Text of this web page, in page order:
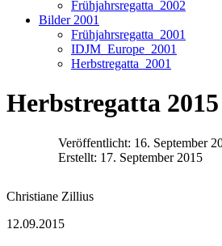
Frühjahrsregatta_2002
Bilder 2001
Frühjahrsregatta_2001
IDJM_Europe_2001
Herbstregatta_2001
Herbstregatta
Veröffentlicht: 16. September
Erstellt: 17. September 2015
Christiane Zillius
12.09.2015